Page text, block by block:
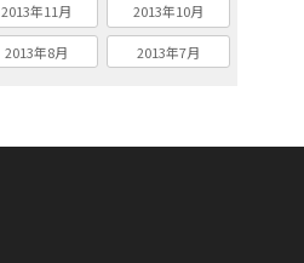
2013年11月 2013年10月
2013年8月 2013年7月